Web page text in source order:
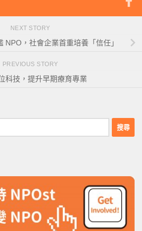
NEXT STORY
NPO，社會企業首重培養「信任」
PREVIOUS STORY
科技，提升早期療育專業